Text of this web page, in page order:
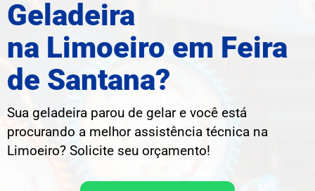
Geladeira
na Limoeiro em Feira
de Santana?
Sua geladeira parou de gelar e você está
procurando a melhor assistência técnica na
Limoeiro? Solicite seu orçamento!